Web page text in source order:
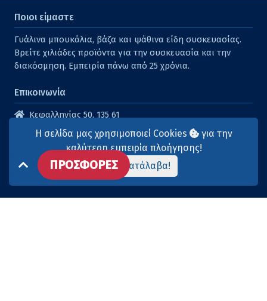
Ποιοι είμαστε
Γυάλινα μπουκάλια, βάζα και ψάθινα είδη συσκευασίας.
Βρείτε χιλιάδες προϊόντα για την συσκευασία και την
διακόσμηση. Εμπειρία πάνω από 25 χρόνια.
Επικοινωνία
Κεφαλληνίας 50, 135 61
Άγιοι Ανάργυροι
210 2614316
210 2615904
info@aqua-marina.gr
ΠΡΟΣΦΟΡΕΣ
Η σελίδα μας χρησιμοποιεί Cookies
για την
καλύτερη εμπειρία πλοήγησης!
Το κατάλαβα!